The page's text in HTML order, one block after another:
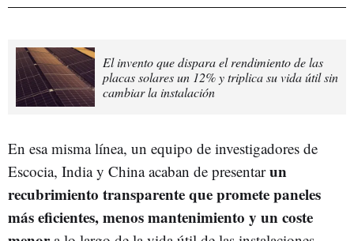
El invento que dispara el rendimiento de las
placas solares un 12% y triplica su vida útil sin
cambiar la instalación
En esa misma línea, un equipo de investigadores de
Escocia, India y China acaban de presentarun
recubrimiento transparente que promete paneles
más eficientes, menos mantenimiento y un coste